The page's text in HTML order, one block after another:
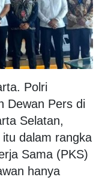
Polri
Dewan Pers di
Selatan,
dalam rangka
Sama (PKS)
hanya